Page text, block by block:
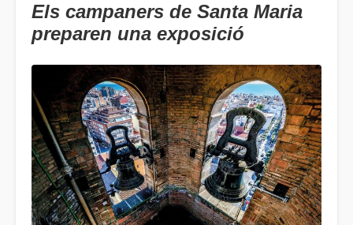
Els campaners de Santa Maria
preparen una exposició